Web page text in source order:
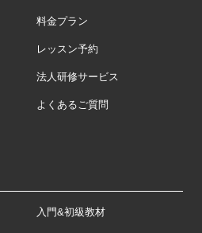
料金プラン
レッスン予約
法人研修サービス
よくあるご質問
入門&初級教材